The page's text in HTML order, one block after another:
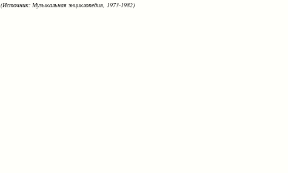
(Источник: Музыкальная энциклопедия, 1973-1982)